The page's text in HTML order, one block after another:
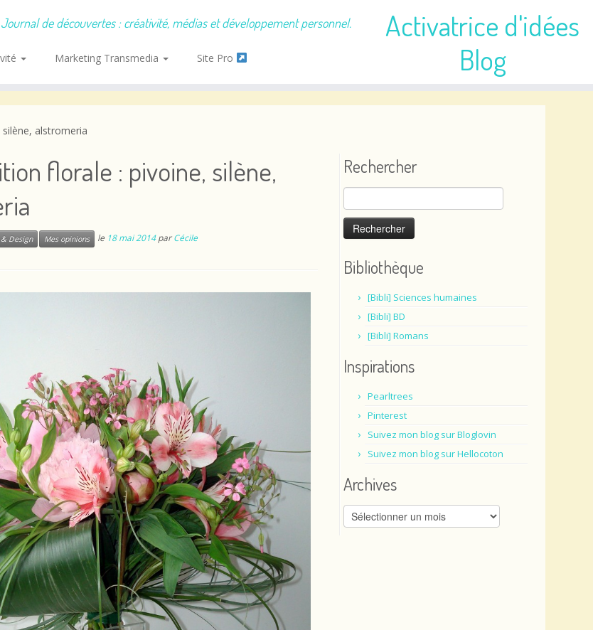
Activatrice d'idées
Blog
Journal de découvertes : créativité, médias et développement personnel.
Marketing Transmedia Site Pro
alstromeria
florale : pivoine, silène,
Design Mes opinions le 18 mai 2014 parCécile
Rechercher
Rechercher :
Bibliothèque
[Bibli] Sciences humaines
[Bibli] BD
[Bibli] Romans
Inspirations
Pearltrees
Pinterest
Suivez mon blog sur Bloglovin
Suivez mon blog sur Hellocoton
Archives
Archives